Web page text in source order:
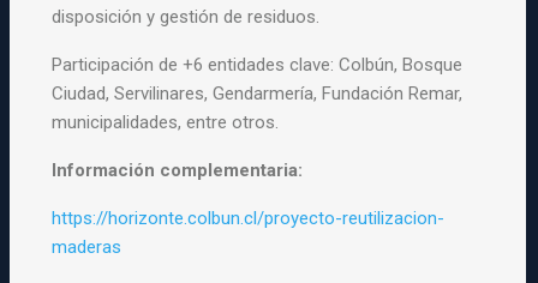
disposición y gestión de residuos.
Participación de +6 entidades clave: Colbún, Bosque
Ciudad,Servilinares, Gendarmería, Fundación Remar,
municipalidades, entreotros.
Información complementaria:
https://horizonte.colbun.cl/proyecto-reutilizacion-
maderas